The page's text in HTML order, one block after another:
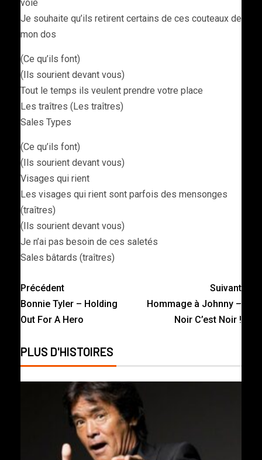
voie
Je souhaite qu’ils retirent certains de ces couteaux de
mon dos
(Ce qu’ils font)
(Ils sourient devant vous)
Tout le temps ils veulent prendre votre place
Les traîtres (Les traîtres)
Sales Types
(Ce qu’ils font)
(Ils sourient devant vous)
Visages qui rient
Les visages qui rient sont parfois des mensonges
(traîtres)
(Ils sourient devant vous)
Je n’ai pas besoin de ces saletés
Sales bâtards (traîtres)
Précédent
Bonnie Tyler – Holding
Out For A Hero
Suivant
Hommage à Johnny –
Noir C’est Noir !
PLUS D'HISTOIRES